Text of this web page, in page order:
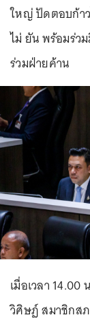
ใหญ่ ปัดตอบก้า
ไม่ ยัน พร้อมร่ว
ร่วมฝ่ายค้าน
เมื่อเวลา
วิศิษฏ์ สมาชิกส